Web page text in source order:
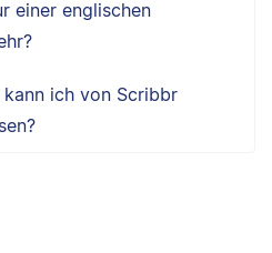
einer englischen
ich von Scribbr